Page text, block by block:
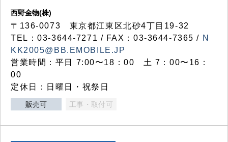
西野金物(株)
〒136-0073 東京都江東区北砂4丁目19-32
TEL：03‐3644‐7271 / FAX：03-3644-7365 / N
KK2005@BB.EMOBILE.JP
営業時間：平日 7:00〜18：00 土 7：00〜16：
00
定休日：日曜日・祝祭日
販売可 工事・取付可